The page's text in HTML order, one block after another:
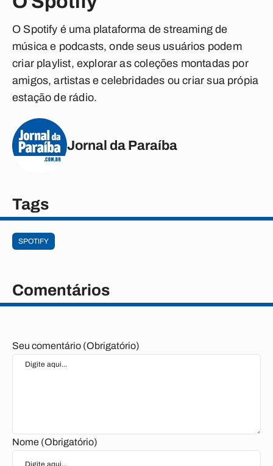
O Spotify é uma plataforma de streaming de
música e podcasts, onde seus usuários podem
criar playlist, explorar as coleções montadas por
amigos, artistas e celebridades ou criar sua própia
estação de rádio.
Jornal da Paraíba
Tags
SPOTIFY
Comentários
Seu comentário (Obrigatório)
Nome (Obrigatório)